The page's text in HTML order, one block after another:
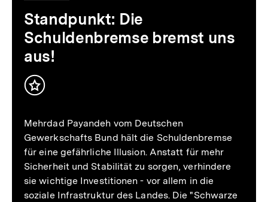
Standpunkt: Die
Schuldenbremse bremst uns
aus!
Inhalt
Mehrdad Payandeh vom Deutschen
Gewerkschafts Bund hält die Schuldenbremse
für eine gefährliche Illusion. Anstatt für mehr
Sicherheit und Stabilität zu sorgen, verhindere
sie wichtige Investitionen - vor allem in die
soziale Infrastruktur des Landes. Die "Schwarze